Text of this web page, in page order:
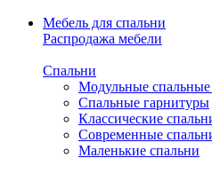
Мебель для спальни
Распродажа мебели
Спальни
Модульные
Спальные гарнитуры
Классические
Современные
Маленькие спальни